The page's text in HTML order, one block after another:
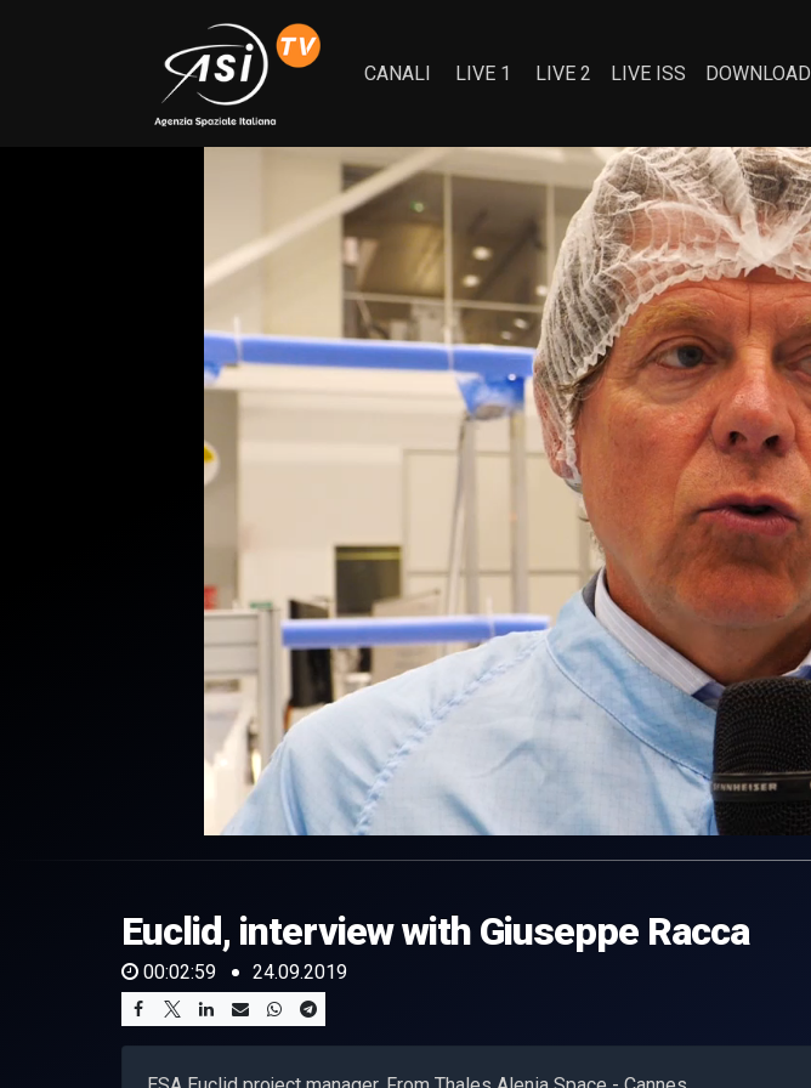
CANALI LIVE 1 LIVE 2 LIVE ISS DOWNLOAD
of
59
secondsVolume
0%
Euclid, interview with Giuseppe Racca
00:02:59 24.09.2019